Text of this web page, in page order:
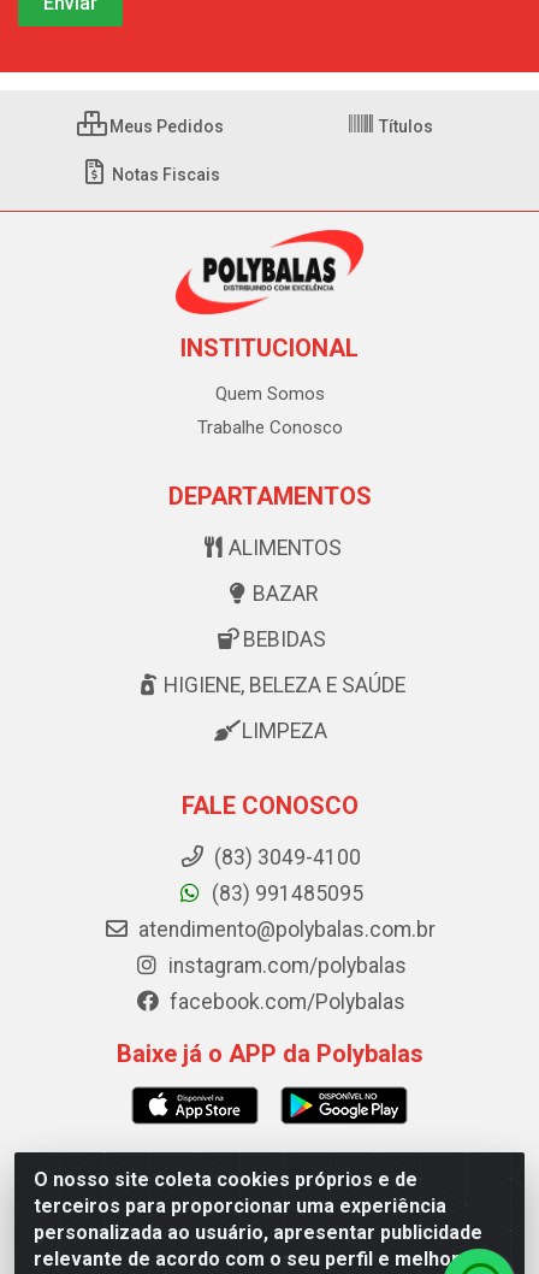
O nosso site coleta cookies próprios e de
terceiros para proporcionar uma experiência
personalizada ao usuário, apresentar publicidade
relevante de acordo com o seu perfil e melhorar a
Meus Pedidos Títulos
Notas Fiscais
INSTITUCIONAL
Quem Somos
Trabalhe Conosco
DEPARTAMENTOS
ALIMENTOS
BAZAR
BEBIDAS
HIGIENE, BELEZA E SAÚDE
LIMPEZA
FALE CONOSCO
(83) 3049-4100
(83) 991485095
atendimento@polybalas.com.br
instagram.com/polybalas
facebook.com/Polybalas
Baixe já o APP da Polybalas
Polybalas - Rua João Miguel de Souza, 173 Galpão B -
Ernesto Geisel, João Pessoa/PB - CEP 58.075-075 - CNPJ
00.909.327/0002-61